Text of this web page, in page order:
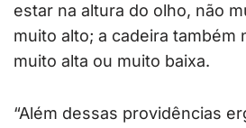
estar na altura do olho, não
muito alto; a cadeira também
muito alta ou muito baixa.
“Além dessas providências